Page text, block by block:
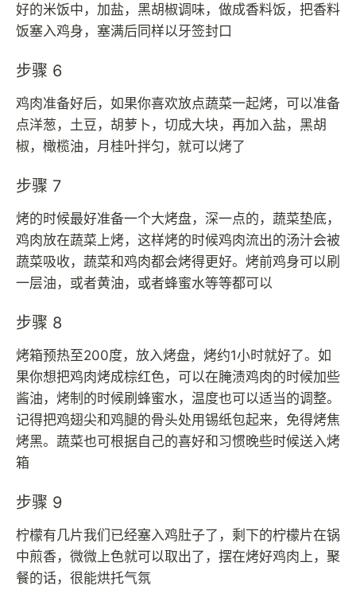
好的米饭中，加盐，黑胡椒调味，做成香料饭，把香料
饭塞入鸡身，塞满后同样以牙签封口
步骤 6
鸡肉准备好后，如果你喜欢放点蔬菜一起烤，可以准备
点洋葱，土豆，胡萝卜，切成大块，再加入盐，黑胡
椒，橄榄油，月桂叶拌匀，就可以烤了
步骤 7
烤的时候最好准备一个大烤盘，深一点的，蔬菜垫底，
鸡肉放在蔬菜上烤，这样烤的时候鸡肉流出的汤汁会被
蔬菜吸收，蔬菜和鸡肉都会烤得更好。烤前鸡身可以刷
一层油，或者黄油，或者蜂蜜水等等都可以
步骤 8
烤箱预热至200度，放入烤盘，烤约1小时就好了。如
果你想把鸡肉烤成棕红色，可以在腌渍鸡肉的时候加些
酱油，烤制的时候刷蜂蜜水，温度也可以适当的调整。
记得把鸡翅尖和鸡腿的骨头处用锡纸包起来，免得烤焦
烤黑。蔬菜也可根据自己的喜好和习惯晚些时候送入烤
箱
步骤 9
柠檬有几片我们已经塞入鸡肚子了，剩下的柠檬片在锅
中煎香，微微上色就可以取出了，摆在烤好鸡肉上，聚
餐的话，很能烘托气氛